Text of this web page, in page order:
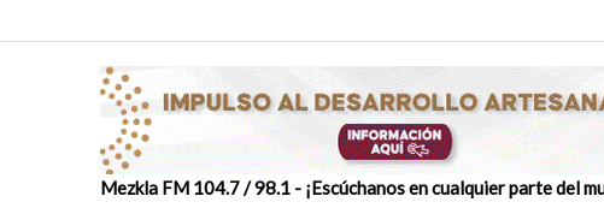
Mezkla FM 104.7 / 98.1 - ¡Escúchanos en cualquier parte del